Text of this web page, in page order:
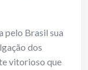
pelo Brasil sua
dos
vitorioso que